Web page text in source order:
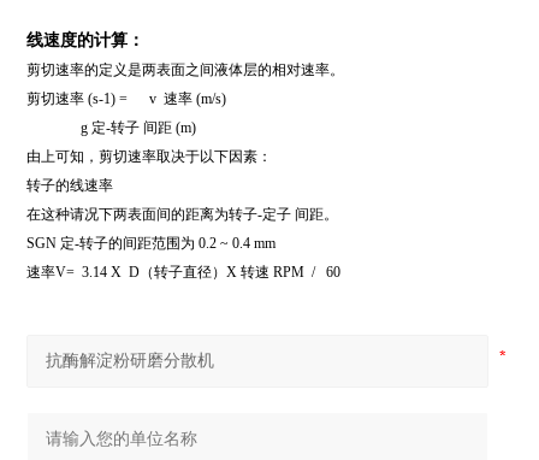
线速度的计算：
剪切速率的定义是两表面之间液体层的相对速率。
剪切速率 (s-1) = v 速率 (m/s)
g 定-转子 间距 (m)
由上可知，剪切速率取决于以下因素：
转子的线速率
在这种请况下两表面间的距离为转子-定子 间距。
SGN 定-转子的间距范围为 0.2 ~ 0.4 mm
速率V= 3.14 X D（转子直径）X 转速 RPM / 60